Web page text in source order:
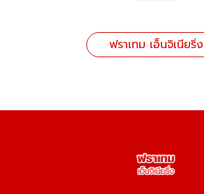
ฟราเทม เอ็นจิเนียริ่ง